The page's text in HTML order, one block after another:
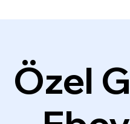
Özel